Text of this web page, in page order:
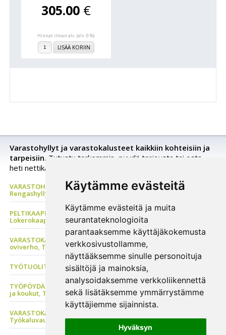
Käytämme evästeitä
Käytämme evästeitä ja muita
seurantateknologioita
parantaaksemme käyttäjäkokemusta
verkkosivustollamme,
näyttääksemme sinulle personoituja
sisältöjä ja mainoksia,
analysoidaksemme verkkoliikennettä
sekä lisätäksemme ymmärrystämme
käyttäjiemme sijainnista.
Hyväksyn
305.00 €
Hinnat ilman alv. (alv. 0 %)
LISÄÄ KORIIN
Varastohyllyt ja varastokalusteet kaikkiin kohteisiin ja
tarpeisiin. Tutustu tarkemmin, pyydä tarjousta tai osta
heti nettikaupastamme.
VARASTOHYLLYT Pientavarahylly, Kuormalavahylly,
Rengashylly, Ulokehylly, Metallihylly
PELTIKAAPPI Metallikaappi, Pukukaapit, Naulakkopenkki,
Lokerokaappi, Z-KAAPPI
VARASTOKALUSTEET Muovilaatikot, Tikkaat, Häkit, PVC
oviverho, Teräshylly, Kippikontti
TYÖTUOLIT Satulatuolit, Pyöräjakkarat, ESD tuolit
TYÖPÖYDÄT Teollisuuskalusteet, Työkalulaatikosto, Reikälevyt
ja koukut, Teollisuuspöytä
VARASTOKÄRRYT Hyllyvaunu, Kuljetusalusta, Nostovaunu,
Työkaluvaunu, Laatikkoteline